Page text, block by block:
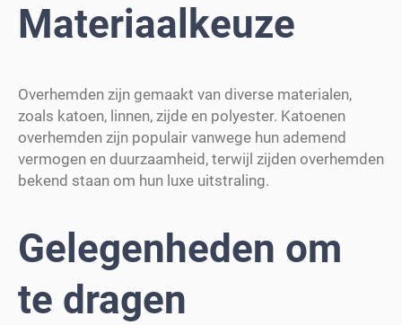
Materiaalkeuze
Overhemden zijn gemaakt van diverse materialen,
zoals katoen, linnen, zijde en polyester. Katoenen
overhemden zijn populair vanwege hun ademend
vermogen en duurzaamheid, terwijl zijden overhemden
bekend staan om hun luxe uitstraling.
Gelegenheden om
te dragen